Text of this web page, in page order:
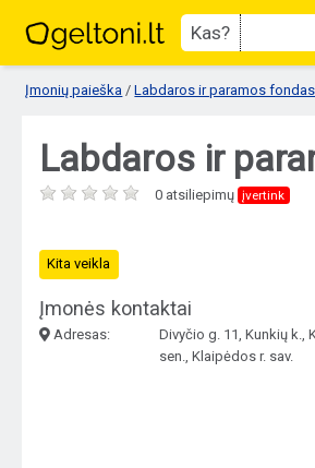
Kas?
Įmonių paieška /Labdaros ir paramos
Labdaros ir
0 atsiliepimų įvertink
Kita veikla
Įmonės kontaktai
Adresas:
Divyčio g. 11, Kunkių k.,
sen., Klaipėdos r. sav.